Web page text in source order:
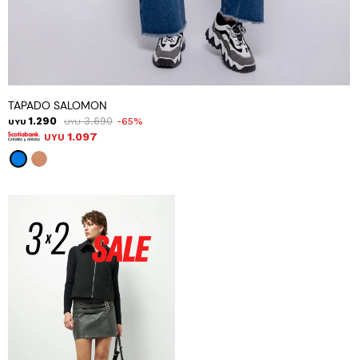
TAPADO SALOMON
UYU 1.290 UYU 3.690 65
UYU 1.097